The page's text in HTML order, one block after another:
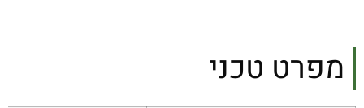
מפרט טכני